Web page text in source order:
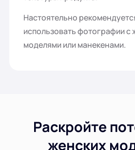
Настоятельно
использовать фотографии с
моделями или манекенами.
Раскройте
женских